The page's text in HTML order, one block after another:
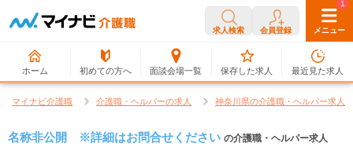
求人検索 会員登録 メニュー
ホーム 初めての方へ 面談会場一覧
0
保存した求人
1
最近見た求人
マイナビ介護職 介護職・ヘルパーの求人 神奈川県の介護職・ヘルパー求人
名称非公開 ※詳細はお問合せください の介護職・ヘルパー求人